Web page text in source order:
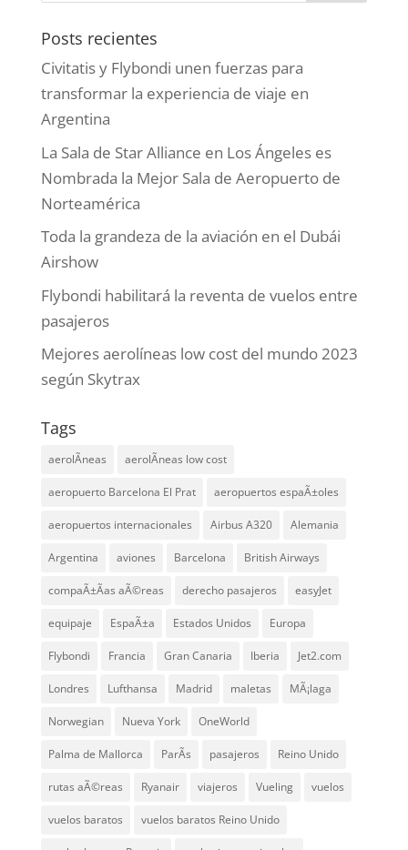
Posts recientes
Civitatis y Flybondi unen fuerzas para
transformar la experiencia de viaje en
Argentina
La Sala de Star Alliance en Los Ángeles es
Nombrada la Mejor Sala de Aeropuerto de
Norteamérica
Toda la grandeza de la aviación en el Dubái
Airshow
Flybondi habilitará la reventa de vuelos entre
pasajeros
Mejores aerolíneas low cost del mundo 2023
según Skytrax
Tags
aerolÃ­neas aerolÃ­neas low cost
aeropuerto Barcelona El Prat aeropuertos espaÃ±oles
aeropuertos internacionales Airbus A320 Alemania
Argentina aviones Barcelona British Airways
compaÃ±Ã­as aÃ©reas derecho pasajeros easyJet
equipaje EspaÃ±a Estados Unidos Europa
Flybondi Francia Gran Canaria Iberia Jet2.com
Londres Lufthansa Madrid maletas MÃ¡laga
Norwegian Nueva York OneWorld
Palma de Mallorca ParÃ­s pasajeros Reino Unido
rutas aÃ©reas Ryanair viajeros Vueling vuelos
vuelos baratos vuelos baratos Reino Unido